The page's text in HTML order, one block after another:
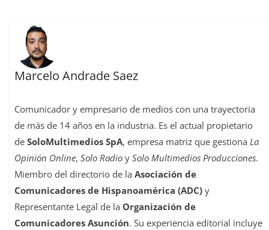
Marcelo Andrade Saez
Comunicador y empresario de medios con una trayectoria
de más de 14 años en la industria. Es el actual propietario
deSoloMultimedios SpA, empresa matriz que gestionaLa
Opinión Online,Solo Radio ySolo Multimedios Producciones.
Miembro del directorio de laAsociación de
Comunicadores de Hispanoamérica (ADC) y
Representante Legal de la Organización de
Comunicadores Asunción. Su experiencia editorial incluye